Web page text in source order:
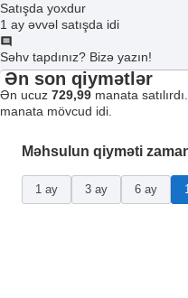
Satışda yoxdur
1 ay əvvəl satışda idi
Səhv tapdınız? Bizə yazın!
Ən son qiymətlər
Ən ucuz 729,99 manata
manata mövcud idi.
Məhsulun qiyməti
1 ay 3 ay 6 ay